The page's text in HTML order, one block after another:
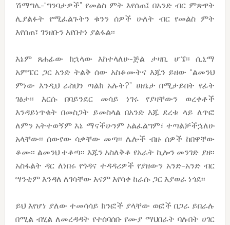
ሽማግሌ-“ግንባታዎች” የመልስ ምት እየሰጠ፤ በአንድ ብር ምጽዋት
ሊያልፉት የሚፈልጉትን ቁንን ሰዎች ሁለት ብር የመልስ ምት
እየሰጠ፣ ገንዘቡን እየበተነ ያልፋል፡፡
እኔም ጸሐፊው ከኋላው እከተላለሁ-ጅል ታዛቢ ሆኜ፡፡ ሲኒማ
አምፔር ጋር አንድ ትልቅ ሰው አስቆሙትና እጁን ይዘው “ልመንህ
ምነው እንዲህ ራስህን ጣልክ አሉት?” ሀዘኔታ በሚታይበት የፊት
ገፅታ፡፡ እርሱ በባይንደር መሳይ ነገሩ የያዛቸውን ወረቀቶች
እንዳይነጥቁት በመስጋት ይመስላል በአንድ እጁ ደረቱ ላይ ለጥፎ
ለምን አትተወኝም እኔ ማናችሁንም አልፈልግም፣ ተጣልቻችኋለሁ
አላቸው፡፡ ሰውየው ሳቃቸው መጣ፡፡ ሌሎች ብዙ ሰዎች ከበዋቸው
ቆሙ፡፡ ልመንህ ተቆጣ፡፡ እጁን አስለቅቆ የአራት ኪሎን መንገድ ያዘ፡፡
አስፋልት ዳር ለነበሩ የጎዳና ተዳዳሪዎች የያዘውን አንድ-አንድ ብር
ሣንቲም እንዳለ ለገሳቸው እናም እየሳቀ ከራሱ ጋር እያወራ ነጎደ፡፡
ይህ እየሆነ ያለው ተመሳሳይ ክንፎች ያላቸው ወፎች በጋራ ይበራሉ
በሚል ብሂል ለመረዳዳት የተሰባሰቡ የሙያ ማህበራት ባሉበት ሀገር